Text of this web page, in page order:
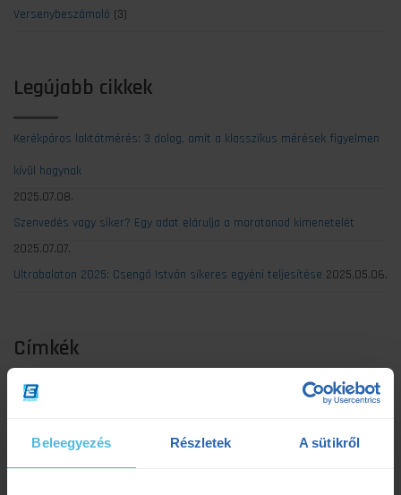
Beleegyezés Részletek A sütikről
Versenybeszámoló (3)
Legújabb cikkek
Kerékpáros laktátmérés: 3 dolog, amit a klasszikus mérések figyelmen
kívül hagynak
2025.07.08.
Szenvedés vagy siker? Egy adat elárulja a maratonod kimenetelét
2025.07.07.
Ultrabalaton 2025: Csengő István sikeres egyéni teljesítése 2025.05.06.
Címkék
edzés
edzéselmélet edzéstervezés edzészóna